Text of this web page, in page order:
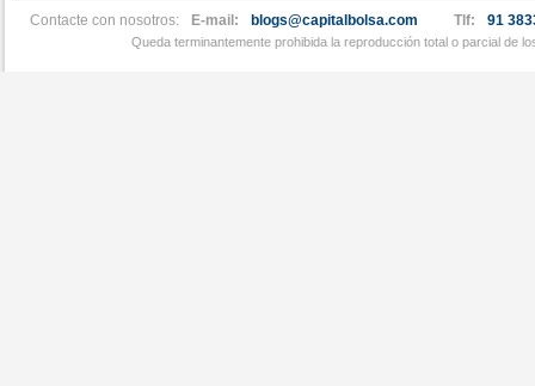
Contacte con nosotros: E-mail: blogs@capitalbolsa.com Tlf: 91
Queda terminantemente prohibida la reproducción total o parcial de